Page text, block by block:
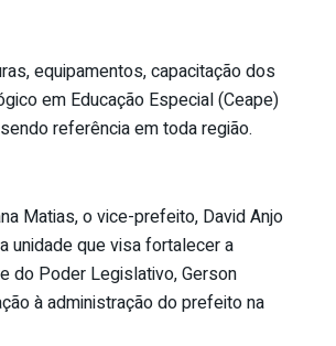
equipamentos, capacitação dos
em Educação Especial (Ceape)
referência em toda região.
Matias, o vice-prefeito, David Anjo
unidade que visa fortalecer a
do Poder Legislativo, Gerson
à administração do prefeito na